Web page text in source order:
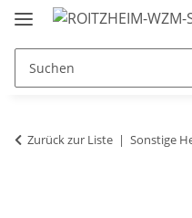
Zurück zur Liste Sonstige